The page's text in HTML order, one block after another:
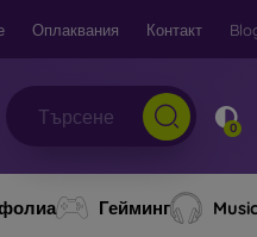
Оплаквания Контакт
0
Гейминг